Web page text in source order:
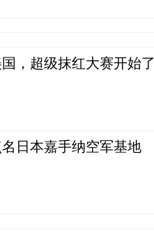
，超级抹红大赛开始了
日本嘉手纳空军基地